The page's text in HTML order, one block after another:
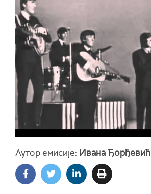
Аутор емисије: Ивана Ђорђевић